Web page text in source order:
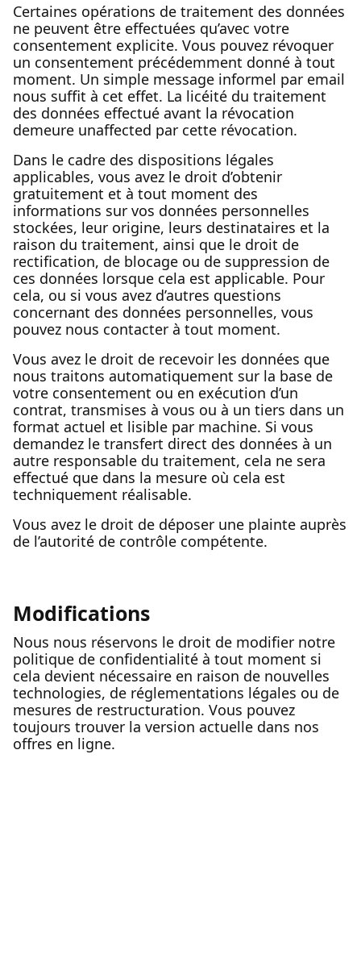
Certaines opérations de traitement des données
ne peuvent être effectuées qu’avec votre
consentement explicite. Vous pouvez révoquer
un consentement précédemment donné à tout
moment. Un simple message informel par email
nous suffit à cet effet. La licéité du traitement
des données effectué avant la révocation
demeure unaffected par cette révocation.
Dans le cadre des dispositions légales
applicables, vous avez le droit d’obtenir
gratuitement et à tout moment des
informations sur vos données personnelles
stockées, leur origine, leurs destinataires et la
raison du traitement, ainsi que le droit de
rectification, de blocage ou de suppression de
ces données lorsque cela est applicable. Pour
cela, ou si vous avez d’autres questions
concernant des données personnelles, vous
pouvez nous contacter à tout moment.
Vous avez le droit de recevoir les données que
nous traitons automatiquement sur la base de
votre consentement ou en exécution d’un
contrat, transmises à vous ou à un tiers dans un
format actuel et lisible par machine. Si vous
demandez le transfert direct des données à un
autre responsable du traitement, cela ne sera
effectué que dans la mesure où cela est
techniquement réalisable.
Vous avez le droit de déposer une plainte auprès
de l’autorité de contrôle compétente.
Modifications
Nous nous réservons le droit de modifier notre
politique de confidentialité à tout moment si
cela devient nécessaire en raison de nouvelles
technologies, de réglementations légales ou de
mesures de restructuration. Vous pouvez
toujours trouver la version actuelle dans nos
offres en ligne.